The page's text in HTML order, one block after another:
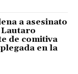
a asesinato
de comitiva
en la